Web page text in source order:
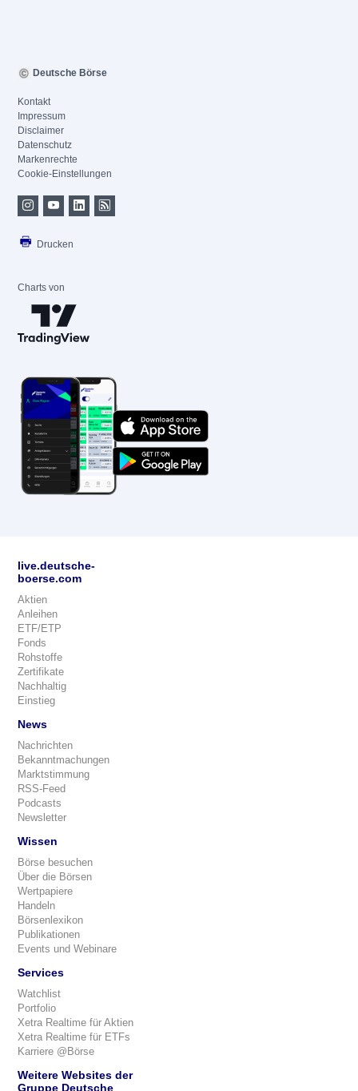
Deutsche Börse
Kontakt
Impressum
Disclaimer
Datenschutz
Markenrechte
Cookie-Einstellungen
Drucken
Charts von
live.deutsche-
boerse.com
Aktien
Anleihen
ETF/ETP
Fonds
Rohstoffe
Zertifikate
Nachhaltig
Einstieg
News
Nachrichten
Bekanntmachungen
Marktstimmung
RSS-Feed
Podcasts
Newsletter
Wissen
Börse besuchen
Über die Börsen
Wertpapiere
Handeln
Börsenlexikon
Publikationen
Events und Webinare
Services
Watchlist
Portfolio
Xetra Realtime für Aktien
Xetra Realtime für ETFs
Karriere @Börse
Weitere Websites der
Gruppe Deutsche